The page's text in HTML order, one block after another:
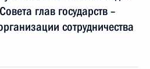
глав государств –
сотрудничества